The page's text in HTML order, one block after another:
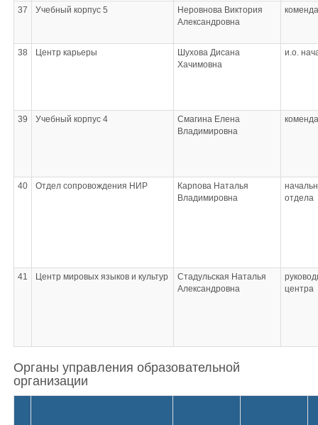
37 Учебный корпус 5
Неровнова Виктория
Александровна
38 Центр карьеры
Шухова Дисана
Хачимовна
и.о.
39 Учебный корпус 4
Смагина Елена
Владимировна
40 Отдел сопровождения НИР
Карпова Наталья
Владимировна
отдела
41 Центр мировых языков и культур
Стадульская Наталья
Александровна
центра
Органы управления образовательной
организации